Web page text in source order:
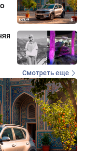
Смотреть еще